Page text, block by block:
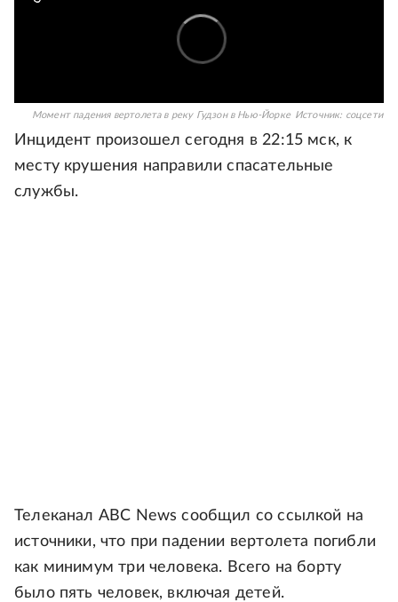
Момент падения вертолета в реку Гудзон в Нью-Йорке Источник: соцсети
Инцидент произошел сегодня в 22:15 мск, к
месту крушения направили спасательные
службы.
Телеканал ABC News сообщил со ссылкой на
источники, что при падении вертолета погибли
как минимум три человека. Всего на борту
было пять человек, включая детей.